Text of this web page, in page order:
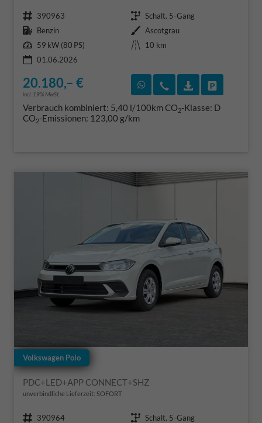
Fahrzeugnr. 390963 Getriebe Schalt. 5-Gang
Kraftstoff Benzin Außenfarbe Ascotgrau
Leistung 59 kW (80 PS) Kilometerstand
10 km
01.06.2026
20.180,– €
incl. 19% MwSt.
Rückruf vereinbaren
Wir rufen Sie an
Verbrauch kombiniert: 5,40 l/100kmCO2-Klasse: D
CO2-Emissionen: 123,00 g/km
Volkswagen Polo
PDC+LED+APP CONNECT+SHZ
unverbindliche Lieferzeit: SOFORT
Fahrzeugnr. 390964 Getriebe Schalt. 5-Gang